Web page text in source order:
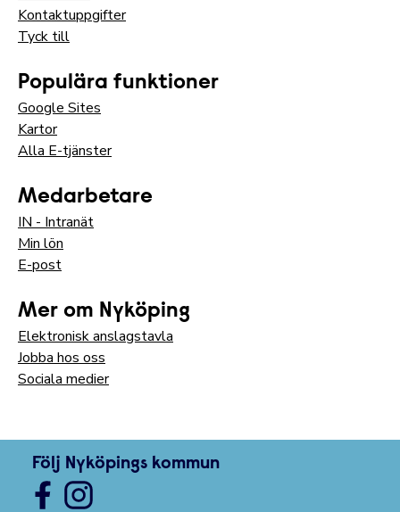
Kontaktuppgifter
Tyck till
Populära funktioner
Google Sites
Kartor
Alla E-tjänster
Medarbetare
IN - Intranät
Min lön
E-post
Mer om Nyköping
Elektronisk anslagstavla
Jobba hos oss
Sociala medier
Följ Nyköpings kommun